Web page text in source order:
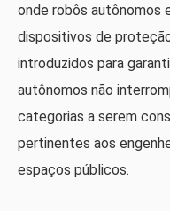
onde robôs autônomos
dispositivos de
introduzidos para
autônomos não
categorias a serem
pertinentes aos
espaços públicos.